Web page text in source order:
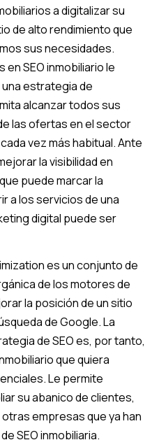
a digitalizar su
de alto rendimiento que
sus necesidades.
SEO inmobiliario le
estrategia de
alcanzar todos sus
las ofertas en el sector
vez más habitual. Ante
la visibilidad en
puede marcar la
a los servicios de una
digital puede ser
es un conjunto de
de los motores de
la posición de un sitio
de Google. La
de SEO es, por tanto,
que quiera
Le permite
su abanico de clientes,
empresas que ya han
SEO inmobiliaria.